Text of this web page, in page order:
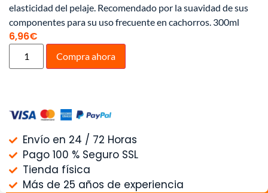
elasticidad del pelaje. Recomendado por la suavidad de sus
componentes para su uso frecuente en cachorros. 300ml
6,96€
Compra ahora
Envío en 24 / 72 Horas
Pago 100 % Seguro SSL
Tienda física
Más de 25 años de experiencia